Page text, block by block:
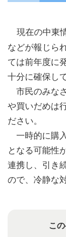
現在の中東
などが報じら
ては前年度に
十分に確保し
市民のみな
や買いだめは
ださい。
一時的に購
となる可能性
連携し、引き
ので、冷静な
こ